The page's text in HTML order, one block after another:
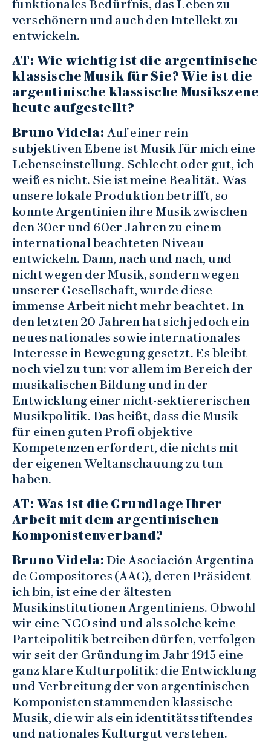
funktionales Bedürfnis, das Leben zu
verschönern und auch den Intellekt zu
entwickeln.
AT: Wie wichtig ist die argentinische
klassische Musik für Sie? Wie ist die
argentinische klassische Musikszene
heute aufgestellt?
Bruno Videla: Auf einer rein
subjektiven Ebene ist Musik für mich eine
Lebenseinstellung. Schlecht oder gut, ich
weiß es nicht. Sie ist meine Realität. Was
unsere lokale Produktion betrifft, so
konnte Argentinien ihre Musik zwischen
den 30er und 60er Jahren zu einem
international beachteten Niveau
entwickeln. Dann, nach und nach, und
nicht wegen der Musik, sondern wegen
unserer Gesellschaft, wurde diese
immense Arbeit nicht mehr beachtet. In
den letzten 20 Jahren hat sich jedoch ein
neues nationales sowie internationales
Interesse in Bewegung gesetzt. Es bleibt
noch viel zu tun: vor allem im Bereich der
musikalischen Bildung und in der
Entwicklung einer nicht-sektiererischen
Musikpolitik. Das heißt, dass die Musik
für einen guten Profi objektive
Kompetenzen erfordert, die nichts mit
der eigenen Weltanschauung zu tun
haben.
AT: Was ist die Grundlage Ihrer
Arbeit mit dem argentinischen
Komponistenverband?
Bruno Videla: Die Asociación Argentina
de Compositores (AAC), deren Präsident
ich bin, ist eine der ältesten
Musikinstitutionen Argentiniens. Obwohl
wir eine NGO sind und als solche keine
Parteipolitik betreiben dürfen, verfolgen
wir seit der Gründung im Jahr 1915 eine
ganz klare Kulturpolitik: die Entwicklung
und Verbreitung der von argentinischen
Komponisten stammenden klassische
Musik, die wir als ein identitätsstiftendes
und nationales Kulturgut verstehen.